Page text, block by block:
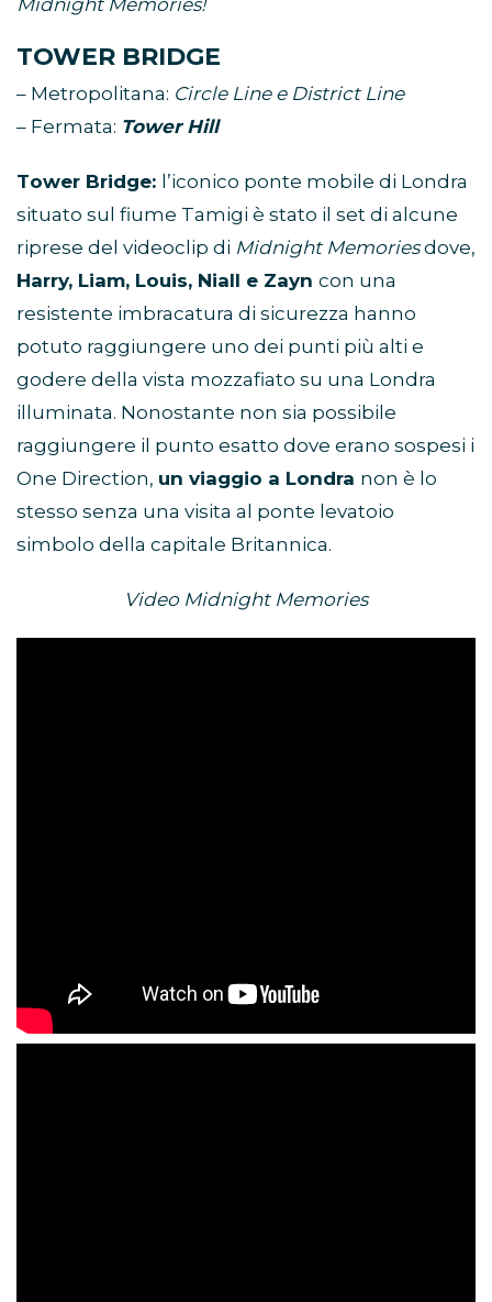
Midnight Memories!
TOWER BRIDGE
– Metropolitana: Circle Line e District Line
– Fermata: Tower Hill
Tower Bridge: l’iconico ponte mobile di Londra
situato sul fiume Tamigi è stato il set di alcune
riprese del videoclip di Midnight Memoriesdove,
Harry, Liam, Louis, Niall e Zayn con una
resistente imbracatura di sicurezza hanno
potuto raggiungere uno dei punti più alti e
godere della vista mozzafiato su una Londra
illuminata. Nonostante non sia possibile
raggiungere il punto esatto dove erano sospesi i
One Direction, un viaggio a Londra non è lo
stesso senza una visita al ponte levatoio
simbolo della capitale Britannica.
Video Midnight Memories